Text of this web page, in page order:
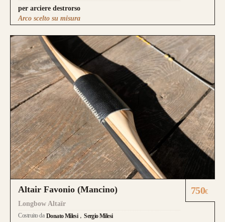
per arciere destrorso
Arco scelto su misura
Altair Favonio (Mancino)
Longbow Altaïr
Costruito da Donato Milesi Sergio Milesi
750€